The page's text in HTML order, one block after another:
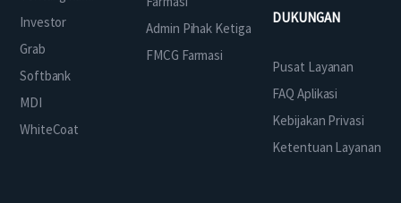
Investor
Grab
Softbank
MDI
WhiteCoat
Admin Pihak Ketiga
FMCG Farmasi
DUKUNGAN
Pusat Layanan
FAQ Aplikasi
Kebijakan Privasi
Ketentuan Layanan